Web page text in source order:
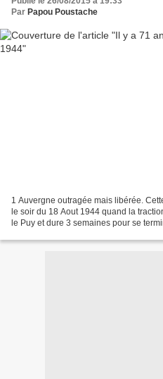
Par Papou Poustache
1 Auvergne outragée mais libérée.
le soir du 18 Aout 1944 quand la
le Puy et dure 3 semaines pour se